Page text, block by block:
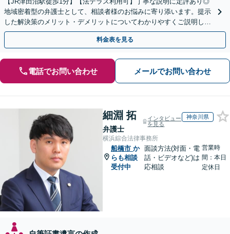
地域密着型の弁護士として、相談者様のお悩みに寄り添います。提示
した解決策のメリット・デメリットについてわかりやすくご説明しま
す【初回相談無料 】【プライバシーへの配慮も安心】
料金表を見る
電話でお問い合わせ メールでお問い合わせ
細淵 拓
弁護士
インタビュー
を見る
神奈川県
横浜綜合法律事務所
船橋市 か
らも相談
受付中
面談方法(対面・電
話・ビデオなど)は
応相談
営業時
間：本日
定休日